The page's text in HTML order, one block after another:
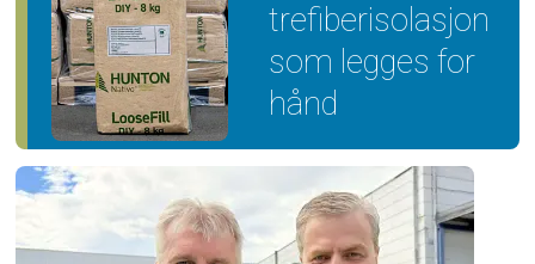
trefiber­isolasjon
som legges for
hånd